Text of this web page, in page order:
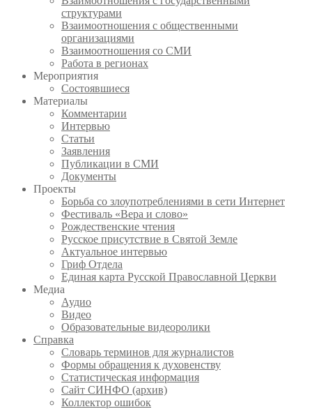
структурами
Взаимоотношения с общественными
организациями
Взаимоотношения со СМИ
Работа в регионах
Мероприятия
Состоявшиеся
Материалы
Комментарии
Интервью
Статьи
Заявления
Публикации в СМИ
Документы
Проекты
Борьба со злоупотреблениями в сети Интернет
Фестиваль «Вера и слово»
Рождественские чтения
Русское присутствие в Святой Земле
Актуальное интервью
Гриф Отдела
Единая карта Русской Православной Церкви
Медиа
Аудио
Видео
Образовательные видеоролики
Справка
Словарь терминов для журналистов
Формы обращения к духовенству
Статистическая информация
Сайт СИНФО (архив)
Коллектор ошибок